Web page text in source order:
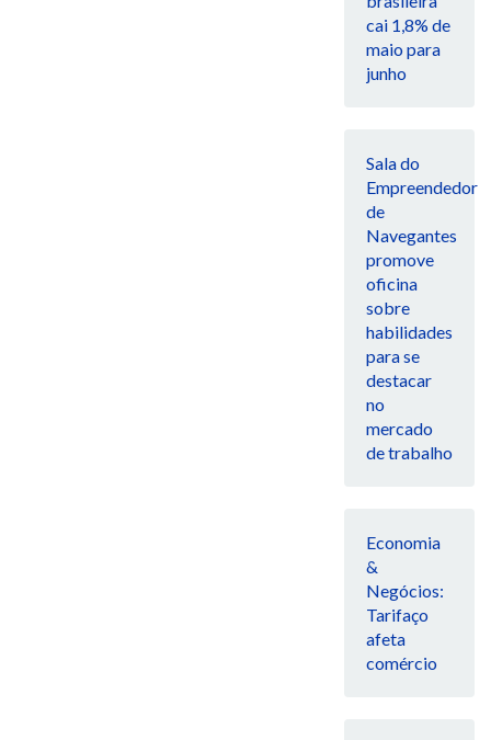
cai 1,8% de
maio para
junho
Sala do
Empreendedor
de
Navegantes
promove
oficina
sobre
habilidades
para se
destacar
no
mercado
de trabalho
Economia
&
Negócios:
Tarifaço
afeta
comércio